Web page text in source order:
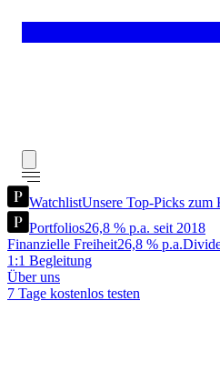
WatchlistUnsere Top-Picks zum
Portfolios26,8 % p.a. seit 2018
Finanzielle Freiheit26,8 % p.a.
1:1 Begleitung
Über uns
7 Tage kostenlos testen